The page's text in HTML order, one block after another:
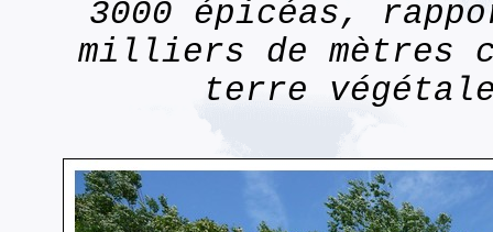
3000 épicéas,
milliers de mètres
terre